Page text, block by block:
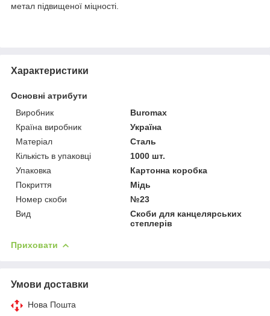
метал підвищеної міцності.
Характеристики
Основні атрибути
Виробник
Buromax
Країна виробник
Україна
Матеріал
Сталь
Кількість в упаковці
1000 шт.
Упаковка
Картонна коробка
Покриття
Мідь
Номер скоби
№23
Вид
Скоби для канцелярських
степлерів
Приховати
Умови доставки
Нова Пошта